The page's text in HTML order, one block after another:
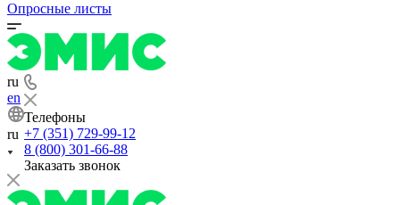
Опросные листы
ru
en
ru
Телефоны
+7 (351) 729-99-12
8 (800) 301-66-88
Заказать звонок